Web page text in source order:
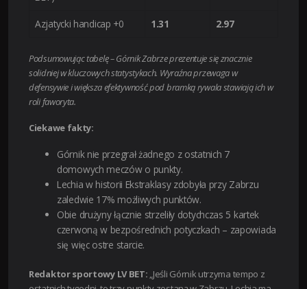
Azjatycki handicap +0 1.31 2.97
Podsumowując tabelę – Górnik Zabrze prezentuje się znacznie
solidniej w kluczowych statystykach. Wyraźna przewaga w
defensywie i większa efektywność pod bramką rywala stawiają ich w
roli faworyta.
Ciekawe fakty:
Górnik nie przegrał żadnego z ostatnich 7
domowych meczów o punkty.
Lechia w historii Ekstraklasy zdobyła przy Zabrzu
zaledwie 17% możliwych punktów.
Obie drużyny łącznie strzeliły dotychczas 5 kartek
czerwoną w bezpośrednich potyczkach – zapowiada
się więc ostre starcie.
Redaktor sportowy LV BET: „Jeśli Górnik utrzyma tempo z